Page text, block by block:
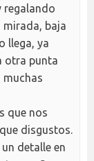
regalando
mirada, baja
llega, ya
otra punta
muchas
que nos
disgustos.
detalle en